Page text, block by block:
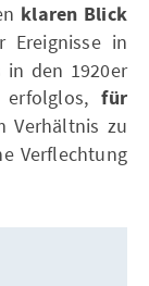
klaren Blick
Ereignisse in
in den 1920er
erfolglos,für
Verhältnis zu
Verflechtung